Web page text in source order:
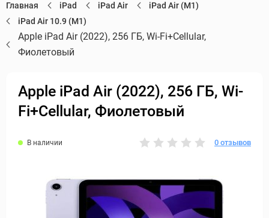
Главная iPad iPad Air
iPad Air (M1)
iPad Air 10.9 (M1)
Apple iPad Air (2022), 256 ГБ, Wi-Fi+Cellular,
Фиолетовый
Apple iPad Air (2022), 256 ГБ, Wi-
Fi+Cellular, Фиолетовый
В наличии 0 отзывов